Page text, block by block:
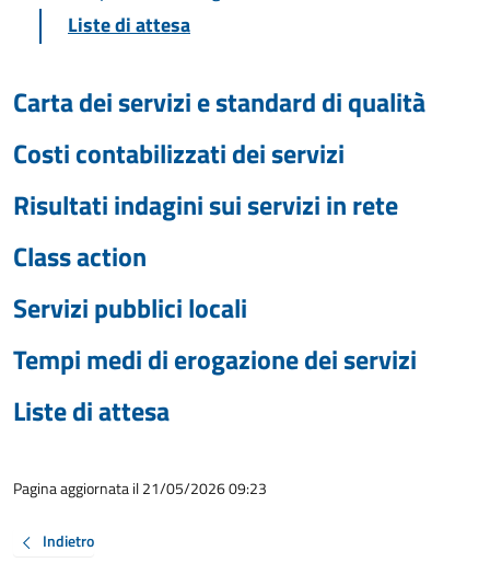
Liste di attesa
Carta dei servizi e standard di qualità
Costi contabilizzati dei servizi
Risultati indagini sui servizi in rete
Class action
Servizi pubblici locali
Tempi medi di erogazione dei servizi
Liste di attesa
Pagina aggiornata il 21/05/2026 09:23
Indietro